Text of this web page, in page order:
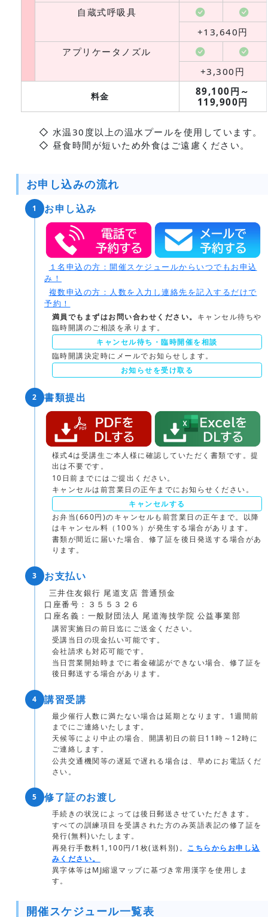
自蔵式呼吸具
+13,640円
アプリケータノズル
+3,300円
料金
89,100円～
119,900円
◇ 水温30度以上の温水プールを使用しています。
◇ 昼食時間が短いため外食はご遠慮ください。
お申し込みの流れ
1 お申し込み
１名申込の方：開催スケジュールからいつでもお申込
み！
複数申込の方：人数を入力し連絡先を記入するだけで
予約！
満員でもまずはお問い合わせください。 キャンセル待ちや
臨時開講のご相談を承ります。
キャンセル待ち・臨時開催を相談
臨時開講決定時にメールでお知らせします。
お知らせを受け取る
2 書類提出
様式4は受講生ご本人様に確認していただく書類です。提
出は不要です。
10日前までにはご提出ください。
キャンセルは前営業日の正午までにお知らせください。
キャンセルする
お弁当(660円)のキャンセルも前営業日の正午まで。以降
はキャンセル料（100％）が発生する場合があります。
書類が間近に届いた場合、修了証を後日発送する場合があ
ります。
3 お支払い
三井住友銀行 尾道支店 普通預金
口座番号：３５５３２６
口座名義：一般財団法人 尾道海技学院 公益事業部
講習実施日の前日迄にご送金ください。
受講当日の現金払い可能です。
会社請求も対応可能です。
当日営業開始時までに着金確認ができない場合、修了証を
後日郵送する場合があります。
4 講習受講
最少催行人数に満たない場合は延期となります。1週間前
までにご連絡いたします。
天候等により中止の場合、開講初日の前日11時～12時に
ご連絡します。
公共交通機関等の遅延で遅れる場合は、早めにお電話くだ
さい。
5 修了証のお渡し
手続きの状況によっては後日郵送させていただきます。
すべての訓練項目を受講された方のみ英語表記の修了証を
発行(無料)いたします。
再発行手数料1,100円/1枚(送料別)。 こちらからお申し込
みください。
異字体等はMJ縮退マップに基づき常用漢字を使用しま
す。
開催スケジュール一覧表